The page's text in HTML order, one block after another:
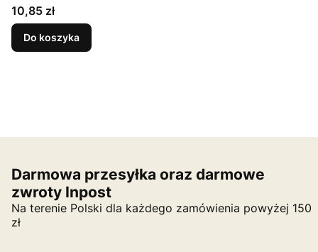
Cena
10,85 zł
Do koszyka
Darmowa przesyłka oraz darmowe
zwroty Inpost
Na terenie Polski dla każdego zamówienia powyżej 150
zł